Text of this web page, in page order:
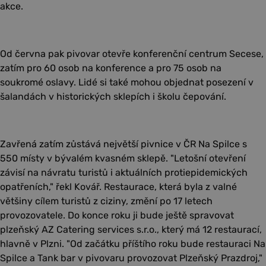
akce.
Od června pak pivovar otevře konferenční centrum Secese,
zatím pro 60 osob na konference a pro 75 osob na
soukromé oslavy. Lidé si také mohou objednat posezení v
šalandách v historických sklepích i školu čepování.
Zavřená zatím zůstává největší pivnice v ČR Na Spilce s
550 místy v bývalém kvasném sklepě. "Letošní otevření
závisí na návratu turistů i aktuálních protiepidemických
opatřeních," řekl Kovář. Restaurace, která byla z valné
většiny cílem turistů z ciziny, změní po 17 letech
provozovatele. Do konce roku ji bude ještě spravovat
plzeňský AZ Catering services s.r.o., který má 12 restaurací,
hlavně v Plzni. "Od začátku příštího roku bude restauraci Na
Spilce a Tank bar v pivovaru provozovat Plzeňský Prazdroj,"